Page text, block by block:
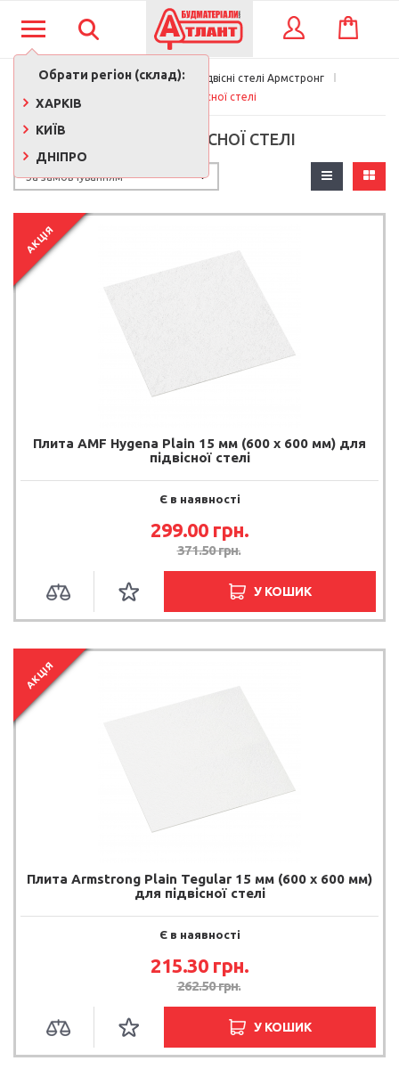
Обрати регіон (склад):
ХАРКІВ
КИЇВ
ДНІПРО
КОШИК
Будматеріали
Підвісні стелі Армстронг
Плита підвісної стелі
ПЛИТА ПІДВІСНОЇ СТЕЛІ
АКЦІЯ
Плита AMF Hygena Plain 15 мм (600 х 600 мм) для
підвісної стелі
Є в наявності
299.00 грн.
371.50 грн.
У КОШИК
АКЦІЯ
Плита Armstrong Plain Tegular 15 мм (600 х 600 мм)
для підвісної стелі
Є в наявності
215.30 грн.
262.50 грн.
У КОШИК